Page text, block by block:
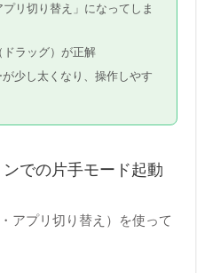
リ切り替え」になってしま
ラッグ）が正解
少し太くなり、操作しやす
での片手モード起動
アプリ切り替え）を使って